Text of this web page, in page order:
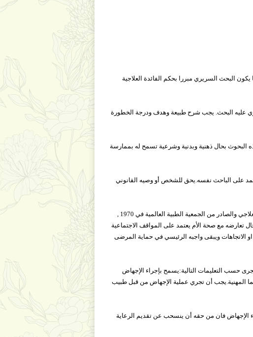
البحث السريري مبررا بحكم الفائدة العلاجية
عليه البحث. يجب شرح طبيعة وهدف ودرجة الخطورة
البحوث بحال ذهنية وبدنية وشرعية تسمح له بممارسة
على الباحث نفسه.يحق للشخص أو وصيه القانوني
إعلان أوسلو حول الإجهاض1970 ان المنطلق الأخلاقي للإسقاط العلاجي تم إيضاحه في إعلان أوسلو حول الإسقاط العلاجي والصادر من الجمعية الطبية العالمية في 1970 ,
تعارضه مع صحة الأم يعتمد على المواقف الاجتماعية
الاتجاهات ويبقى واجبه الرئيسي في حماية المرضى
يجب أن يجرى حسب التعليمات التالية:يسمح بإجراء الإجهاض
المهنية.يجب أن تجري عملية الإجهاض من قبل طبيب
أو بأجراء الإجهاض فان من حقه أن ينسحب عن تقديم الرعاية